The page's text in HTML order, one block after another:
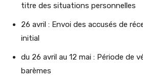
titre des situations personnelles
26 avril : Envoi des accusés de
initial
du 26 avril au 12 mai : Période de
barèmes